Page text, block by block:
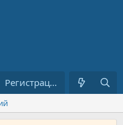
Ресурсы PREMIUM
Регистрация